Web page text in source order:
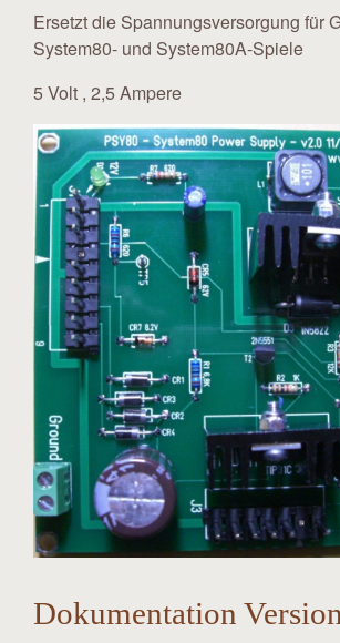
Ersetzt die Spannungsversorgung für
System80- und System80A-Spiele
5 Volt , 2,5 Ampere
Dokumentation